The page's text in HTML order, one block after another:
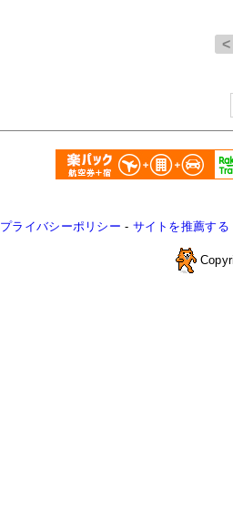
プライバシーポリシー - サイトを推薦する